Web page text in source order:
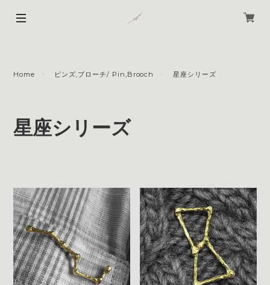
Home ピンズ,ブローチ/ Pin,Brooch 星座シリーズ
星座シリーズ